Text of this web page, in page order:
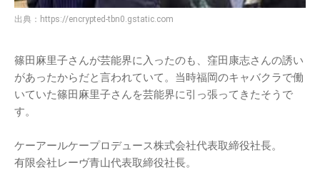
出典： https://encrypted-tbn0.gstatic.com
篠田麻里子さんが芸能界に入ったのも、窪田康志さんの誘い
があったからだと言われていて。当時福岡のキャバクラで働
いていた篠田麻里子さんを芸能界に引っ張ってきたそうで
す。
ケーアールケープロデュース株式会社代表取締役社長。
有限会社レーヴ青山代表取締役社長。